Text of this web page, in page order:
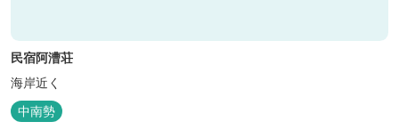
民宿阿漕荘
海岸近く
中南勢